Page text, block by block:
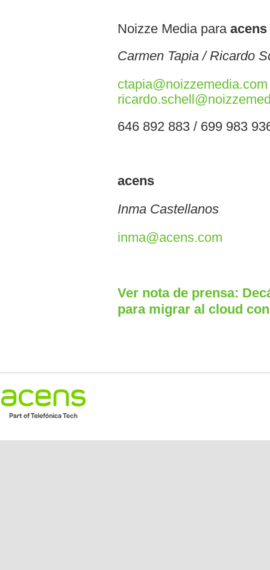
Noizze Media para acens
Carmen Tapia / Ricardo
ctapia@noizzemedia.com
646 892 883 / 699 983
acens
Inma Castellanos
inma@acens.com
Ver nota de prensa:
para migrar al cloud